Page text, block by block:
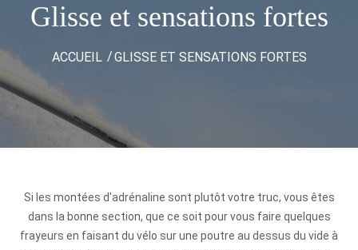
Glisse et sensations fortes
ACCUEIL GLISSE ET SENSATIONS FORTES
Si les montées d'adrénaline sont plutôt votre truc, vous êtes
dans la bonne section, que ce soit pour vous faire quelques
frayeurs en faisant du vélo sur une poutre au dessus du vide à